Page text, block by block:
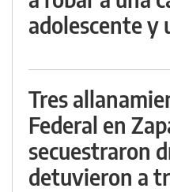
adolescente y
Tres
Federal en
secuestraron
detuvieron a